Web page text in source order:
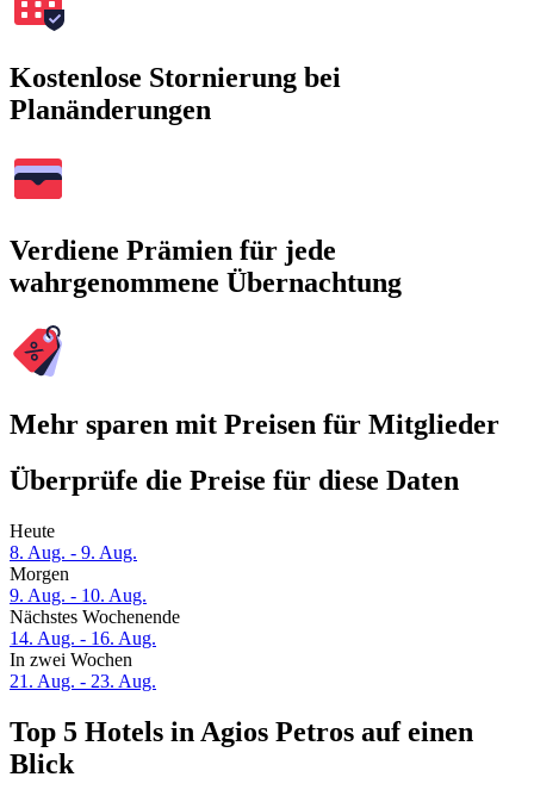
Kostenlose Stornierung bei
Planänderungen
Verdiene Prämien für jede
wahrgenommene Übernachtung
Mehr sparen mit Preisen für Mitglieder
Überprüfe die Preise für diese Daten
Heute
8. Aug. - 9. Aug.
Morgen
9. Aug. - 10. Aug.
Nächstes Wochenende
14. Aug. - 16. Aug.
In zwei Wochen
21. Aug. - 23. Aug.
Top 5 Hotels in Agios Petros auf einen
Blick